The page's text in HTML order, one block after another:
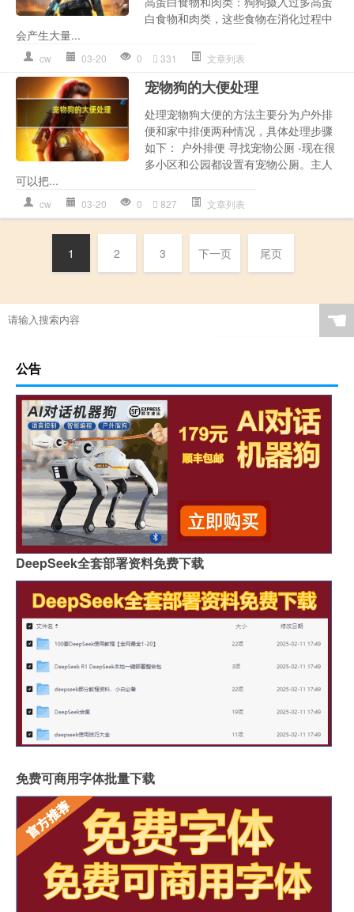
白食物和肉类，这些食物在消化过程中
会产生大量...
cw 03-20 0 331 文章列表
宠物狗的大便处理
处理宠物狗大便的方法主要分为户外排
便和家中排便两种情况，具体处理步骤
如下： 户外排便 寻找宠物公厕 -现在很
多小区和公园都设置有宠物公厕。主人
可以把...
cw 03-20 0 827 文章列表
1 2 3 下一页 尾页
☚
公告
DeepSeek全套部署资料免费下载
免费可商用字体批量下载